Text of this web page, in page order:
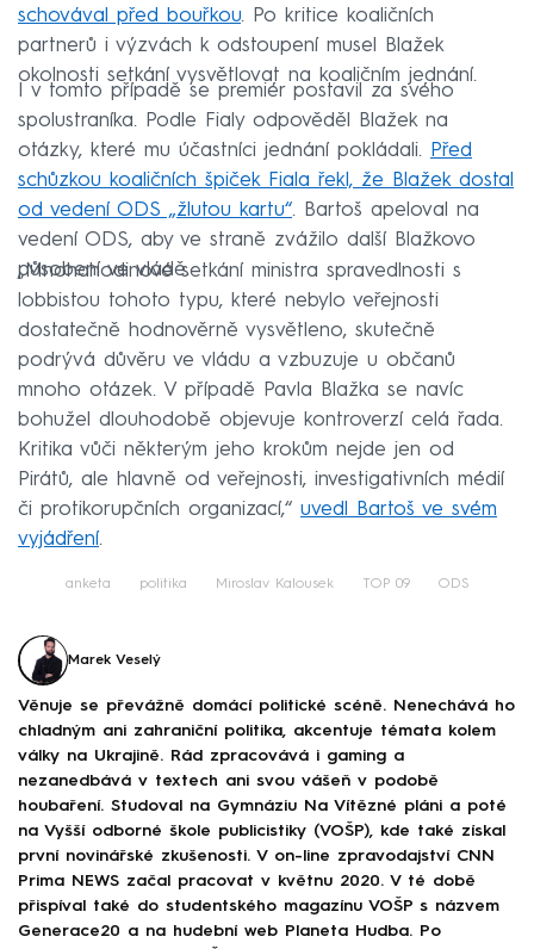
schovával před bouřkou. Po kritice koaličních
partnerů i výzvách k odstoupení musel Blažek
okolnosti setkání vysvětlovat na koaličním jednání.
I v tomto případě se premiér postavil za svého
spolustraníka. Podle Fialy odpověděl Blažek na
otázky, které mu účastníci jednání pokládali. Před
schůzkou koaličních špiček Fiala řekl, že Blažek dostal
od vedení ODS „žlutou kartu“. Bartoš apeloval na
vedení ODS, aby ve straně zvážilo další Blažkovo
působení ve vládě.
„Mnohahodinové setkání ministra spravedlnosti s
lobbistou tohoto typu, které nebylo veřejnosti
dostatečně hodnověrně vysvětleno, skutečně
podrývá důvěru ve vládu a vzbuzuje u občanů
mnoho otázek. V případě Pavla Blažka se navíc
bohužel dlouhodobě objevuje kontroverzí celá řada.
Kritika vůči některým jeho krokům nejde jen od
Pirátů, ale hlavně od veřejnosti, investigativních médií
či protikorupčních organizací,“ uvedl Bartoš ve svém
vyjádření.
anketa politika Miroslav Kalousek TOP 09 ODS
Marek Veselý
Věnuje se převážně domácí politické scéně. Nenechává ho
chladným ani zahraniční politika, akcentuje témata kolem
války na Ukrajině. Rád zpracovává i gaming a
nezanedbává v textech ani svou vášeň v podobě
houbaření. Studoval na Gymnáziu Na Vítězné pláni a poté
na Vyšší odborné škole publicistiky (VOŠP), kde také získal
první novinářské zkušenosti. V on-line zpravodajství CNN
Prima NEWS začal pracovat v květnu 2020. V té době
přispíval také do studentského magazínu VOŠP s názvem
Generace20 a na hudební web Planeta Hudba. Po